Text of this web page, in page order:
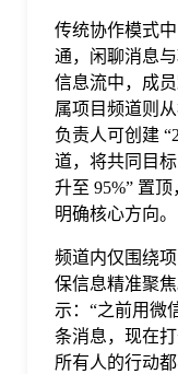
传统协作模式
通，闲聊消息
信息流中，成
属项目频道则
负责人可创建
道，将共同目
升至 95%” 置
明确核心方向。
频道内仅围绕
保信息精准聚
示：“之前用微
条消息，现在
所有人的行动